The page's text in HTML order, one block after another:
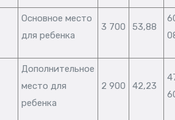
Основное место
для ребенка
3 700 53,88
Дополнительное
место для
ребенка
2 900 42,23